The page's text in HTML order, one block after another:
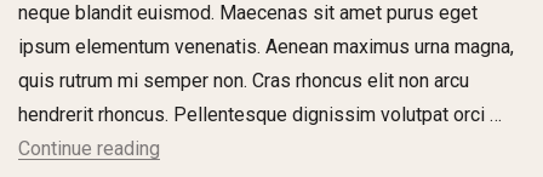
neque blandit euismod. Maecenas sit amet purus eget
ipsum elementum venenatis. Aenean maximus urna magna,
quis rutrum mi semper non. Cras rhoncus elit non arcu
hendrerit rhoncus. Pellentesque dignissim volutpat orci …
Continue reading